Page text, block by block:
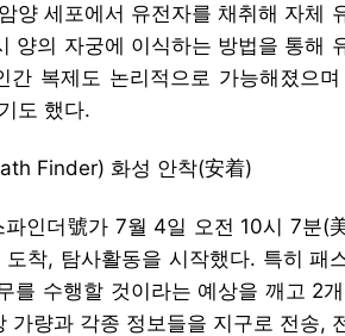
양 세포에서 유전자를 채취해 자체
양의 자궁에 이식하는 방법을 통해
간 복제도 논리적으로 가능해졌으
도 했다.
Finder) 화성 안착(安着)
인더號가 7월 4일 오전 10시 7분(
착, 탐사활동을 시작했다. 특히 패
를 수행할 것이라는 예상을 깨고 2
가량과 각종 정보들을 지구로 전송,